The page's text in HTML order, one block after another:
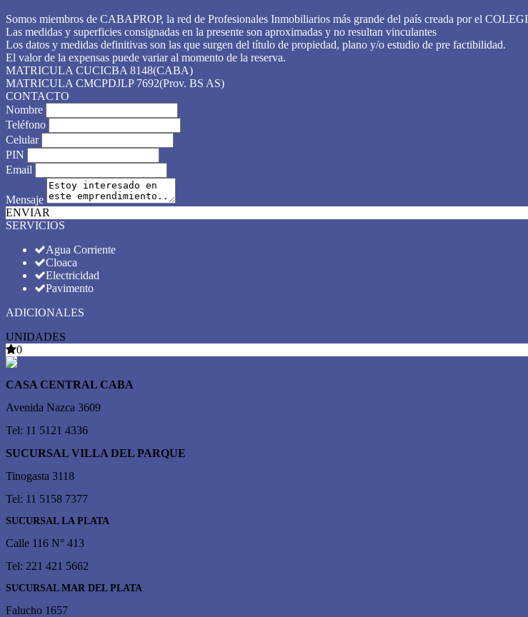
Somos miembros de CABAPROP, la red de Profesionales Inmobiliarios más grande del país creada por el
Las medidas y superficies consignadas en la presente son aproximadas y no resultan vinculantes
Los datos y medidas definitivas son las que surgen del título de propiedad, plano y/o estudio de pre factibilidad.
El valor de la expensas puede variar al momento de la reserva.
MATRICULA CUCICBA 8148(CABA)
MATRICULA CMCPDJLP 7692(Prov. BS AS)
CONTACTO
Nombre
Teléfono
Celular
PIN
Email
Mensaje
ENVIAR
SERVICIOS
Agua Corriente
Cloaca
Electricidad
Pavimento
ADICIONALES
UNIDADES
0
CASA CENTRAL CABA
Avenida Nazca 3609
Tel: 11 5121 4336
SUCURSAL VILLA DEL PARQUE
Tinogasta 3118
Tel: 11 5158 7377
SUCURSAL LA PLATA
Calle 116 N° 413
Tel: 221 421 5662
SUCURSAL MAR DEL PLATA
Falucho 1657